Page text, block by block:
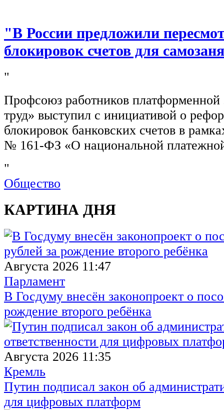
"В России предложили
блокировок счетов для
"
Профсоюз работников
труд» выступил с инициативой о
блокировок банковских счетов в
№ 161-ФЗ «О национальной
"
Общество
КАРТИНА ДНЯ
Августа 2026 11:47
Парламент
В Госдуму внесён законопроект о
рождение второго ребёнка
Августа 2026 11:35
Кремль
Путин подписал закон об
для цифровых платформ